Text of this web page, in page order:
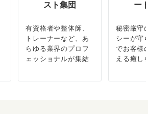
スト集団
有資格者や整体師、
トレーナーなど、あ
らゆる業界のプロフ
ェッショナルが集結
ー
秘密厳守
シーが守
でお客様
える癒し